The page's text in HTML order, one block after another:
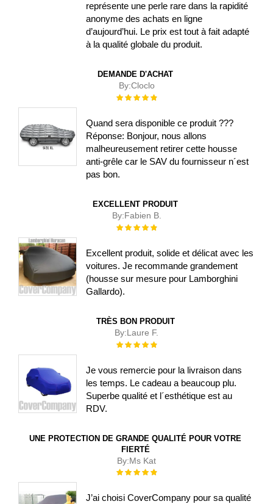
représente une perle rare dans la rapidité
anonyme des achats en ligne
d’aujourd’hui. Le prix est tout à fait adapté
à la qualité globale du produit.
DEMANDE D'ACHAT
By:Cloclo
Évaluation :
Quand sera disponible ce produit ???
Réponse: Bonjour, nous allons
malheureusement retirer cette housse
anti-grêle car le SAV du fournisseur n´est
pas bon.
EXCELLENT PRODUIT
By:Fabien B.
Évaluation :
Excellent produit, solide et délicat avec les
voitures. Je recommande grandement
(housse sur mesure pour Lamborghini
Gallardo).
TRÈS BON PRODUIT
By:Laure F.
Évaluation :
Je vous remercie pour la livraison dans
les temps. Le cadeau a beaucoup plu.
Superbe qualité et l´esthétique est au
RDV.
UNE PROTECTION DE GRANDE QUALITÉ POUR VOTRE
FIERTÉ
By:Ms Kat
Évaluation :
J’ai choisi CoverCompany pour sa qualité